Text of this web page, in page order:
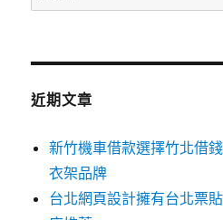
尋
鍵
近期文章
新竹機車借款選擇竹北借
衣架品牌
台北網頁設計擁有台北票